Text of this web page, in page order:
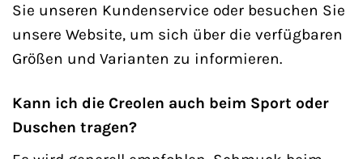
Sie unseren Kundenservice oder besuchen Sie
unsere Website, um sich über die verfügbaren
Größen und Varianten zu informieren.
Kann ich die Creolen auch beim Sport oder
Duschen tragen?